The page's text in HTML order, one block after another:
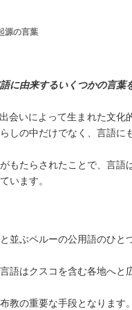
源の言葉
に由来するいくつかの言葉
会いによって生まれた文
しの中だけでなく、言語に
もたらされたことで、言
います。
並ぶペルーの公用語のひ
語はクスコを含む各地へ
教の重要な手段となりま